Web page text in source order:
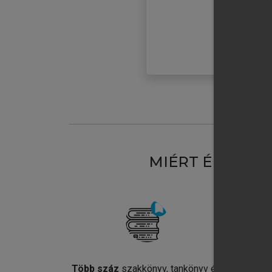
MIÉRT
Több száz szakkönyv, tankönyv és